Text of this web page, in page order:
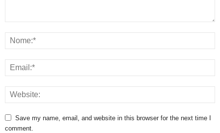
Save my name, email, and website in this browser for the next time I
comment.